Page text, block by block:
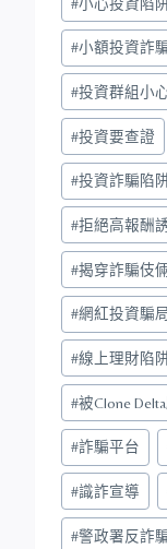
#小額投資詐
#投資群組小
#投資要查證
#投資詐騙陷
#拒絕高報酬
#揭穿詐騙伎
#網紅投資騙
#線上理財陷
#被Clone
#詐騙平台
#識詐宣導
#警政署反詐